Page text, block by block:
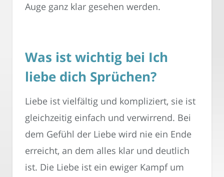
Auge ganz klar gesehen werden.
Was ist wichtig bei Ich
liebe dich Sprüchen?
Liebe ist vielfältig und kompliziert, sie ist
gleichzeitig einfach und verwirrend. Bei
dem Gefühl der Liebe wird nie ein Ende
erreicht, an dem alles klar und deutlich
ist. Die Liebe ist ein ewiger Kampf um